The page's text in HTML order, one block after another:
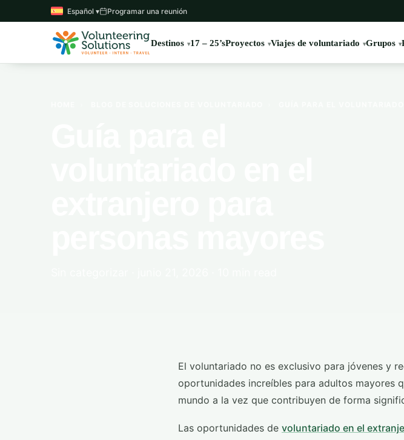
Español ▾ Programar una reunión
Destinos 17 – 25’sProyectos Viajes de voluntariado Grupos
El voluntariado no es exclusivo para jóvenes y
oportunidades increíbles para adultos mayores
mundo a la vez que contribuyen de forma
Las oportunidades de voluntariado en el